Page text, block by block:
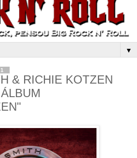
▼
& RICHIE KOTZEN